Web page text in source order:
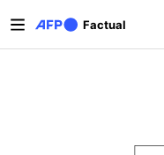
Factual
Solapas